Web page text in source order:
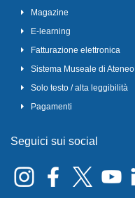
Magazine
E-learning
Fatturazione elettronica
Sistema Museale di Ateneo
Solo testo / alta leggibilità
Pagamenti
Seguici sui social